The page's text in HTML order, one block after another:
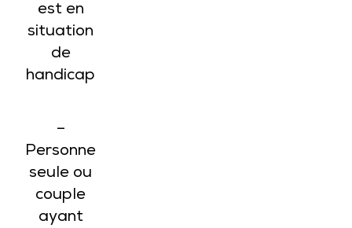
est en
situation
de
handicap
–
Personne
seule ou
couple
ayant